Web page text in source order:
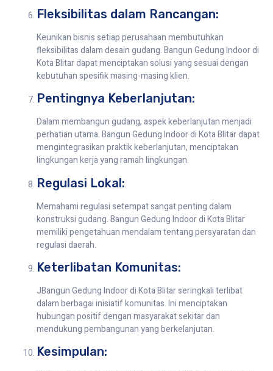
Fleksibilitas dalam Rancangan:
Keunikan bisnis setiap perusahaan membutuhkan
fleksibilitas dalam desain gudang. Bangun Gedung Indoor di
Kota Blitar dapat menciptakan solusi yang sesuai dengan
kebutuhan spesifik masing-masing klien.
Pentingnya Keberlanjutan:
Dalam membangun gudang, aspek keberlanjutan menjadi
perhatian utama. Bangun Gedung Indoor di Kota Blitar dapat
mengintegrasikan praktik keberlanjutan, menciptakan
lingkungan kerja yang ramah lingkungan.
Regulasi Lokal:
Memahami regulasi setempat sangat penting dalam
konstruksi gudang. Bangun Gedung Indoor di Kota Blitar
memiliki pengetahuan mendalam tentang persyaratan dan
regulasi daerah.
Keterlibatan Komunitas:
JBangun Gedung Indoor di Kota Blitar seringkali terlibat
dalam berbagai inisiatif komunitas. Ini menciptakan
hubungan positif dengan masyarakat sekitar dan
mendukung pembangunan yang berkelanjutan.
Kesimpulan: